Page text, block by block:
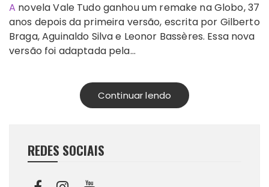
A novela Vale Tudo ganhou um remake na Globo, 37
anos depois da primeira versão, escrita por Gilberto
Braga, Aguinaldo Silva e Leonor Bassères. Essa nova
versão foi adaptada pela…
Continuar lendo
REDES SOCIAIS